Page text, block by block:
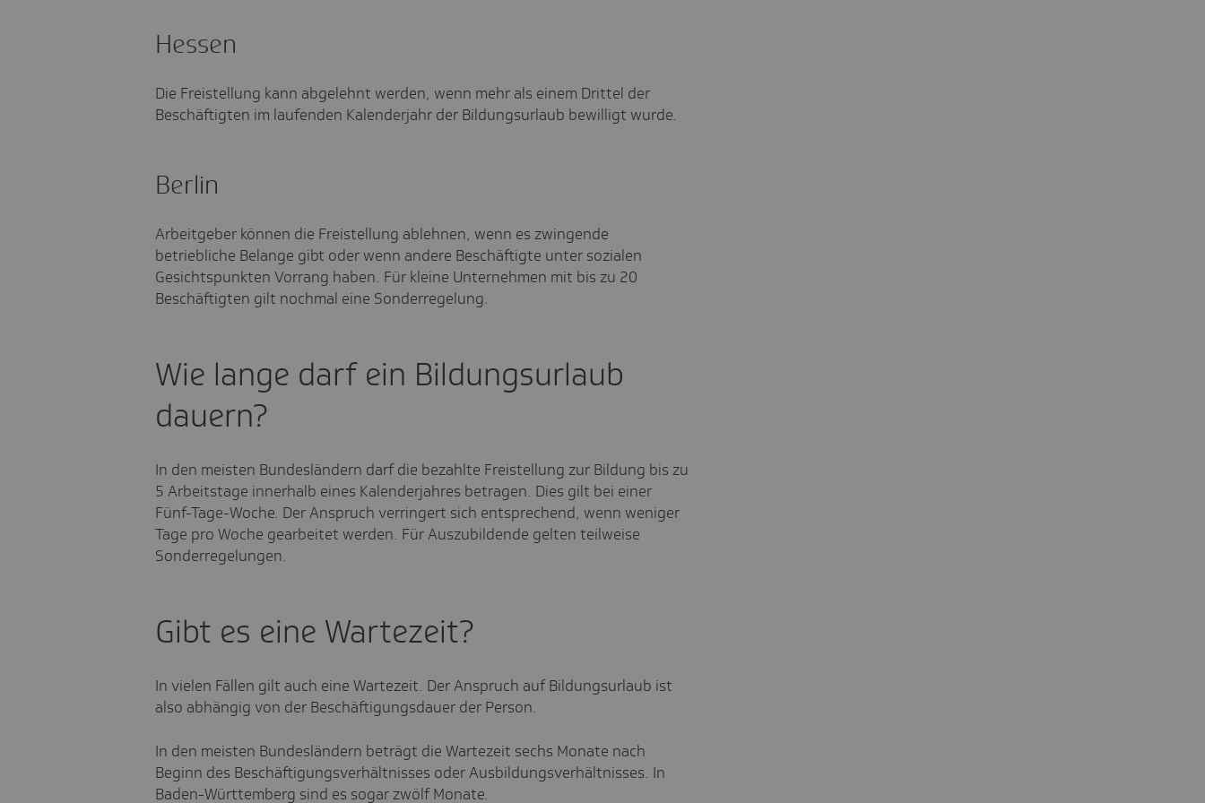
Hessen
Die Freistellung kann abgelehnt werden, wenn mehr als einem Drittel der
Beschäftigten im laufenden Kalenderjahr der Bildungsurlaub bewilligt wurde.
Berlin
Arbeitgeber können die Freistellung ablehnen, wenn es zwingende
betriebliche Belange gibt oder wenn andere Beschäftigte unter sozialen
Gesichtspunkten Vorrang haben. Für kleine Unternehmen mit bis zu 20
Beschäftigten gilt nochmal eine Sonderregelung.
Wie lange darf ein Bildungsurlaub
dauern?
In den meisten Bundesländern darf die bezahlte Freistellung zur Bildung bis zu
5 Arbeitstage innerhalb eines Kalenderjahres betragen. Dies gilt bei einer
Fünf-Tage-Woche. Der Anspruch verringert sich entsprechend, wenn weniger
Tage pro Woche gearbeitet werden. Für Auszubildende gelten teilweise
Sonderregelungen.
Gibt es eine Wartezeit?
In vielen Fällen gilt auch eine Wartezeit. Der Anspruch auf Bildungsurlaub ist
also abhängig von der Beschäftigungsdauer der Person.
In den meisten Bundesländern beträgt die Wartezeit sechs Monate nach
Beginn des Beschäftigungsverhältnisses oder Ausbildungsverhältnisses. In
Baden-Württemberg sind es sogar zwölf Monate.